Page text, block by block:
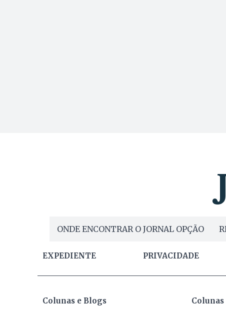
ONDE ENCONTRAR O JORNAL OPÇÃO
EXPEDIENTE PRIVACIDADE
Colunas e Blogs